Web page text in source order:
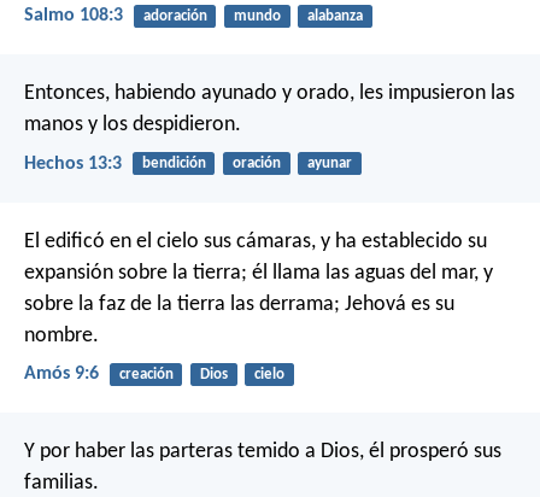
Salmo 108:3 adoración mundo alabanza
Entonces, habiendo ayunado y orado, les impusieron las
manos y los despidieron.
Hechos 13:3 bendición oración ayunar
El edificó en el cielo sus cámaras, y ha establecido su
expansión sobre la tierra; él llama las aguas del mar, y
sobre la faz de la tierra las derrama; Jehová es su
nombre.
Amós 9:6 creación Dios cielo
Y por haber las parteras temido a Dios, él prosperó sus
familias.